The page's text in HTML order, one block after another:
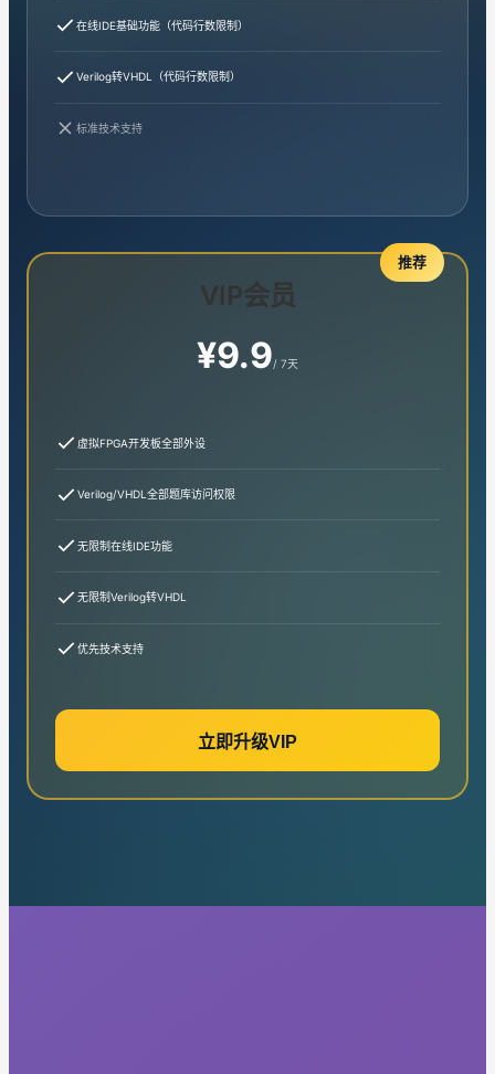
在线IDE基础功能（代码行数限制）
Verilog转VHDL（代码行数限制）
标准技术支持
推荐
VIP会员
¥9.9/ 7天
虚拟FPGA开发板全部外设
Verilog/VHDL全部题库访问权限
无限制在线IDE功能
无限制Verilog转VHDL
优先技术支持
立即升级VIP